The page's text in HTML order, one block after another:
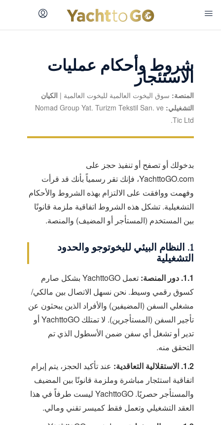
شروط وأحكام عمليات
الاستئجار
المنصة: سوق اليخوت العالمية لليخوت العالمية | الكيان
التشغيلي: Nomad Group Yat. Turizm Tekstil San. ve
Tic Ltd.
بدخولك أو تصفح أو تنفيذ حجز على
YachttoGO.com، فإنك تقر رسمياً بأنك قد قرأت
وفهمت ووافقت على الالتزام بهذه الشروط والأحكام
التشغيلية. تشكل هذه الشروط اتفاقية ملزمة قانونًا
بين المستخدم (المستأجر أو المضيف) والمنصة.
1. النظام البيئي لليخوتوجو والحدود
التشغيلية
1.1. دور المنصة:
تعمل YachttoGO بشكل صارم
كسوق رقمي وسيط. نحن نسهل الاتصال بين مالكي/
مشغلي السفن (المضيفين) والأفراد الذين يبحثون عن
تأجير السفن (المستأجرين). لا تمتلك YachttoGO أو
تدير أو تشغل أي سفن ضمن الأسطول الذي تم
التحقق منه.
1.2. الاستقلالية التعاقدية:
عند تأكيد الحجز، يتم إبرام
اتفاقية استئجار مباشرة وملزمة قانونًا بين المضيف
والمستأجر حصريًا. YachttoGO ليست طرفاً في هذا
العقد التشغيلي وتعمل فقط كميسر تقني ومالي.